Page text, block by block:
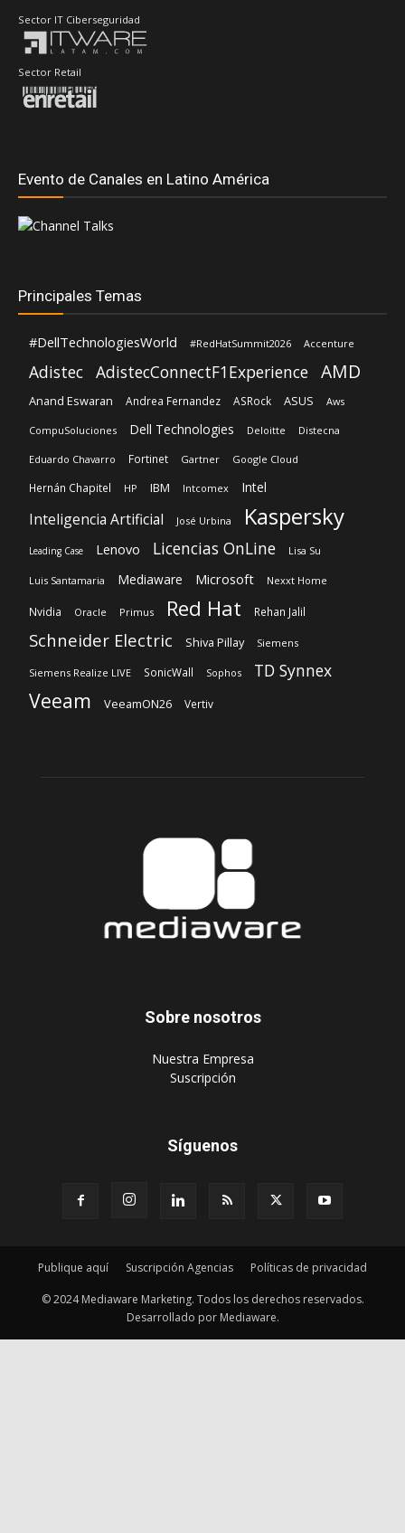
Sector IT Ciberseguridad
Sector Retail
Evento de Canales en Latino América
Principales Temas
#DellTechnologiesWorld #RedHatSummit2026 Accenture
Adistec AdistecConnectF1Experience AMD
Anand Eswaran Andrea Fernandez ASRock ASUS Aws
CompuSoluciones Dell Technologies Deloitte Distecna
Eduardo Chavarro Fortinet Gartner Google Cloud
Hernán Chapitel HP IBM Intcomex Intel
Inteligencia Artificial José Urbina Kaspersky
Leading Case Lenovo Licencias OnLine Lisa Su
Luis Santamaria Mediaware Microsoft Nexxt Home
Nvidia Oracle Primus Red Hat Rehan Jalil
Schneider Electric Shiva Pillay Siemens
Siemens Realize LIVE SonicWall Sophos TD Synnex
Veeam VeeamON26 Vertiv
Sobre nosotros
‎Nuestra Empresa
‎Suscripción
Síguenos
Publique aquí Suscripción Agencias Políticas de privacidad
© 2024 Mediaware Marketing. Todos los derechos reservados.
Desarrollado por Mediaware.